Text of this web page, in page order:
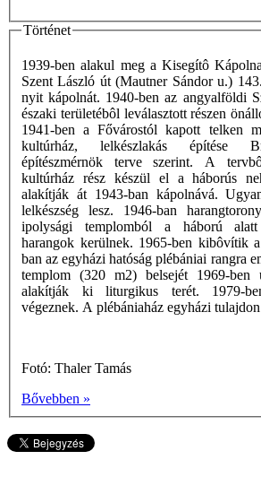
Történet
1939-ben alakul meg a Kisegítô
Szent László út (Mautner Sándor u.)
nyit kápolnát. 1940-ben az angyalföldi
északi területébôl leválasztott részen
1941-ben a Fővárostól kapott telken
kultúrház, lelkészlakás építése
építészmérnök terve szerint. A
kultúrház rész készül el a háborús
alakítják át 1943-ban kápolnává.
lelkészség lesz. 1946-ban
ipolysági templomból a háború alatt
harangok kerülnek. 1965-ben kibôvítik
ban az egyházi hatóság plébániai rangra
templom (320 m2) belsejét 1969-
alakítják ki liturgikus terét. 1979-
végeznek. A plébániaház egyházi
Fotó: Thaler Tamás
Bővebben »